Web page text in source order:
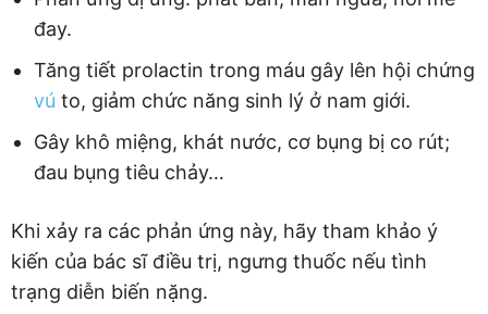
đay.
Tăng tiết prolactin trong máu gây lên hội chứng
vú to, giảm chức năng sinh lý ở nam giới.
Gây khô miệng, khát nước, cơ bụng bị co rút;
đau bụng tiêu chảy…
Khi xảy ra các phản ứng này, hãy tham khảo ý
kiến của bác sĩ điều trị, ngưng thuốc nếu tình
trạng diễn biến nặng.